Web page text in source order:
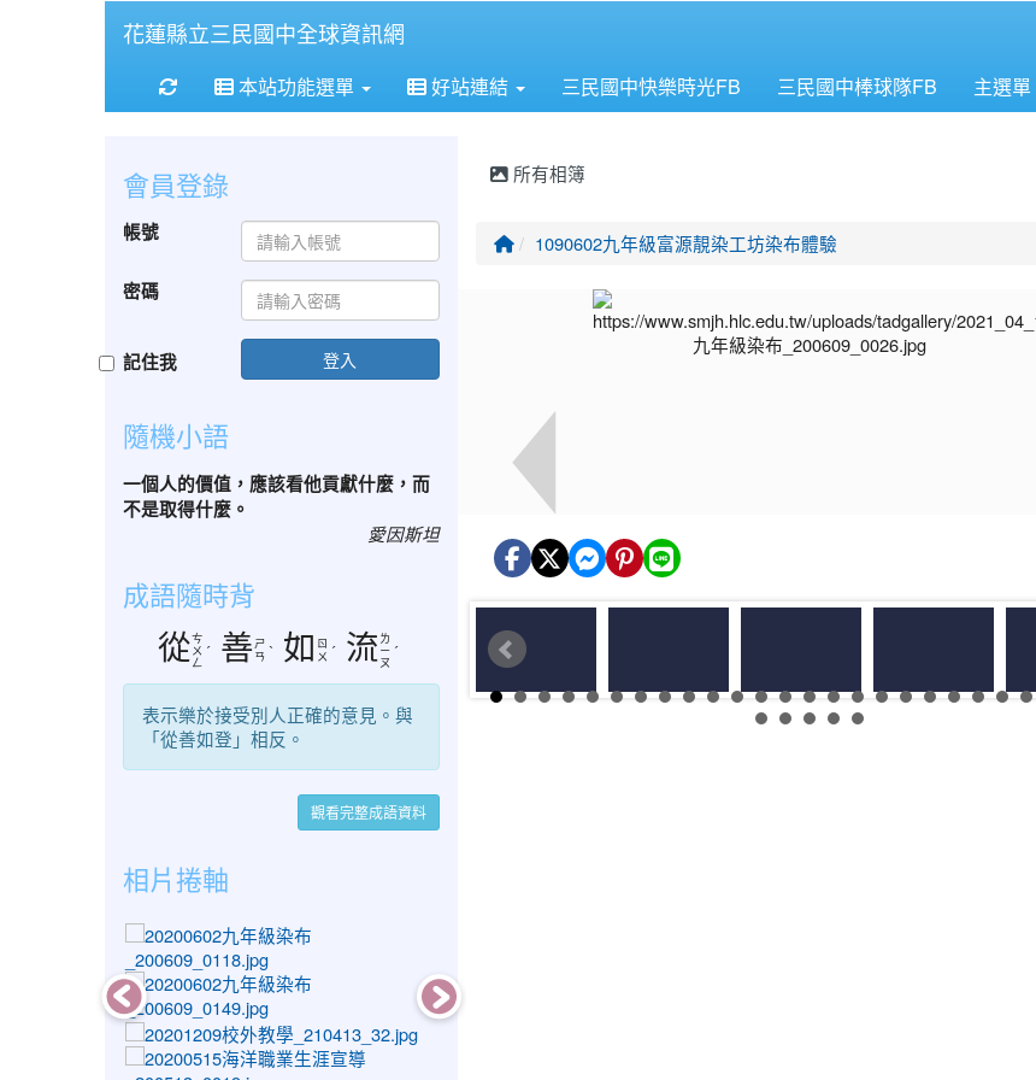
花蓮縣立三民國中全球資訊網
重新取得佈景設定
本站功能選單 好站連結 三民國中快樂時光FB 三民國中棒球隊FB 主選單
所有相簿
回首頁1090602九年級富源靚染工坊染布體驗
會員登錄
帳號
密碼
記住我 登入
隨機小語
一個人的價值，應該看他貢獻什麼，而
不是取得什麼。
愛因斯坦
成語隨時背
從ㄘ
ㄨ
ㄥ
ˊ 善ㄕ
ㄢ ˋ 如 ㄖ
ㄨ ˊ 流 ㄌ
ㄧ
ㄡ
ˊ
表示樂於接受別人正確的意見。與
「從善如登」相反。
觀看完整成語資料
相片捲軸
photo-1492